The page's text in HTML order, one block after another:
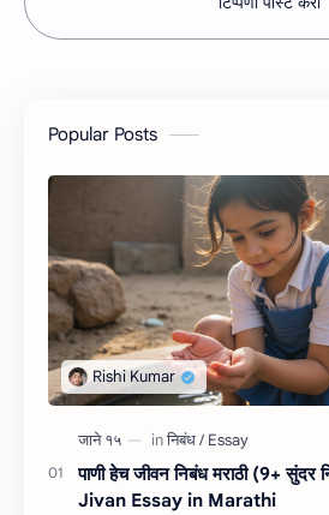
Popular Posts
पाणी हेच जीवन निबंध मराठी (9+
Jivan Essay in Marathi